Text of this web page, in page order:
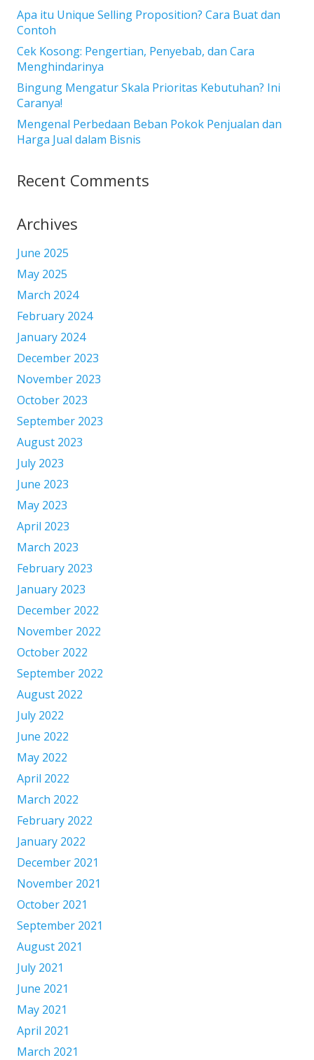
Apa itu Unique Selling Proposition? Cara Buat dan
Contoh
Cek Kosong: Pengertian, Penyebab, dan Cara
Menghindarinya
Bingung Mengatur Skala Prioritas Kebutuhan? Ini
Caranya!
Mengenal Perbedaan Beban Pokok Penjualan dan
Harga Jual dalam Bisnis
Recent Comments
Archives
June 2025
May 2025
March 2024
February 2024
January 2024
December 2023
November 2023
October 2023
September 2023
August 2023
July 2023
June 2023
May 2023
April 2023
March 2023
February 2023
January 2023
December 2022
November 2022
October 2022
September 2022
August 2022
July 2022
June 2022
May 2022
April 2022
March 2022
February 2022
January 2022
December 2021
November 2021
October 2021
September 2021
August 2021
July 2021
June 2021
May 2021
April 2021
March 2021